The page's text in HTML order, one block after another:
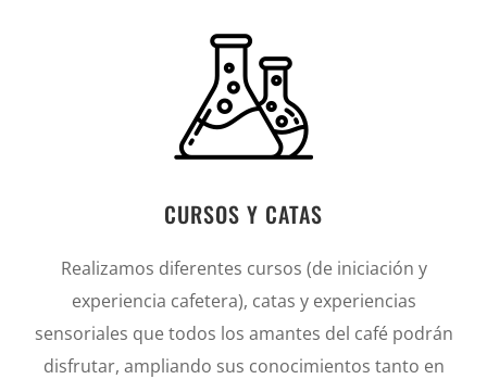
CURSOS Y CATAS
Realizamos diferentes cursos (de iniciación y
experiencia cafetera), catas y experiencias
sensoriales que todos los amantes del café podrán
disfrutar, ampliando sus conocimientos tanto en